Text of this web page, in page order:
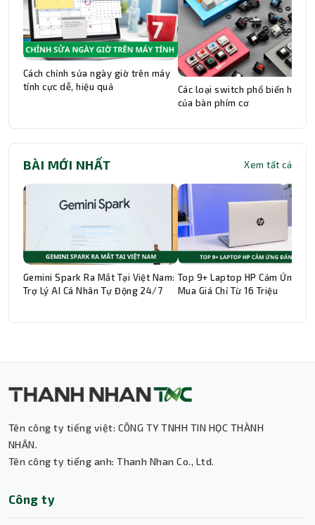
Cách chỉnh sửa ngày giờ trên máy
tính cực dễ, hiệu quả
Các loại switch phổ biến hiện
của bàn phím cơ
BÀI MỚI NHẤT Xem tất cả
Gemini Spark Ra Mắt Tại Việt Nam:
Trợ Lý AI Cá Nhân Tự Động 24/7
Top 9+ Laptop HP Cảm Ứng
Mua Giá Chỉ Từ 16 Triệu
Tên công ty tiếng việt: CÔNG TY TNHH TIN HỌC THÀNH
NHÂN.
Tên công ty tiếng anh: Thanh Nhan Co., Ltd.
Công ty